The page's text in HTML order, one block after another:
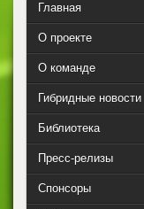
Главная
О проекте
О команде
Гибридные новости
Библиотека
Пресс-релизы
Спонсоры